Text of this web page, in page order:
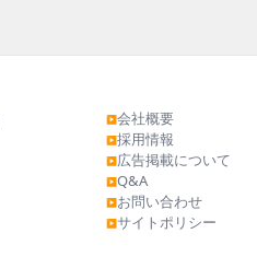
▶会社概要
▶採用情報
▶広告掲載について
▶Q&A
▶お問い合わせ
▶サイトポリシー